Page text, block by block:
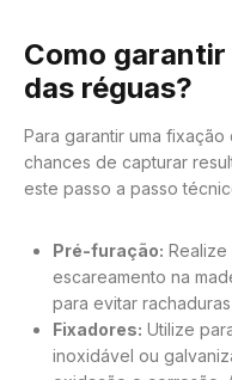
Como
das réguas?
Para garantir uma
chances de capturar
este passo a passo
Pré-furação:
escareamento na
para evitar
Fixadores: Utilize
inoxidável ou